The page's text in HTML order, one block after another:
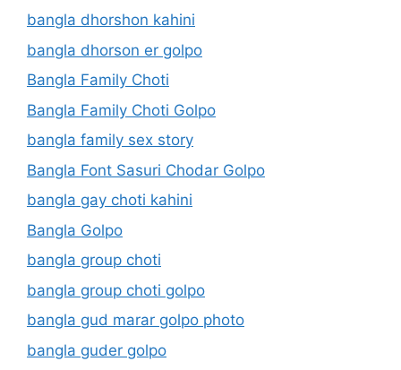
bangla dhorshon kahini
bangla dhorson er golpo
Bangla Family Choti
Bangla Family Choti Golpo
bangla family sex story
Bangla Font Sasuri Chodar Golpo
bangla gay choti kahini
Bangla Golpo
bangla group choti
bangla group choti golpo
bangla gud marar golpo photo
bangla guder golpo